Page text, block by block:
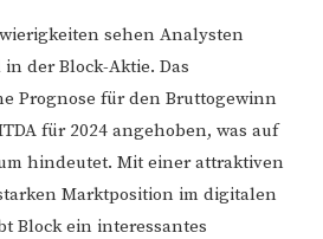
sehen Analysten
der Block-Aktie. Das
Prognose für den Bruttogewinn
für 2024 angehoben, was auf
hindeutet. Mit einer attraktiven
Marktposition im digitalen
Block ein interessantes